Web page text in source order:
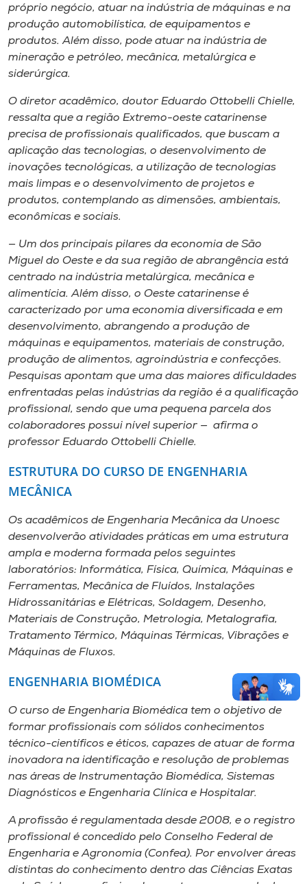
próprio negócio, atuar na indústria de máquinas e na
produção automobilística, de equipamentos e
produtos. Além disso, pode atuar na indústria de
mineração e petróleo, mecânica, metalúrgica e
siderúrgica.
O diretor acadêmico, doutor Eduardo Ottobelli Chielle,
ressalta que a região Extremo-oeste catarinense
precisa de profissionais qualificados, que buscam a
aplicação das tecnologias, o desenvolvimento de
inovações tecnológicas, a utilização de tecnologias
mais limpas e o desenvolvimento de projetos e
produtos, contemplando as dimensões, ambientais,
econômicas e sociais.
— Um dos principais pilares da economia de São
Miguel do Oeste e da sua região de abrangência está
centrado na indústria metalúrgica, mecânica e
alimentícia. Além disso, o Oeste catarinense é
caracterizado por uma economia diversificada e em
desenvolvimento, abrangendo a produção de
máquinas e equipamentos, materiais de construção,
produção de alimentos, agroindústria e confecções.
Pesquisas apontam que uma das maiores dificuldades
enfrentadas pelas indústrias da região é a qualificação
profissional, sendo que uma pequena parcela dos
colaboradores possui nível superior — afirma o
professor Eduardo Ottobelli Chielle.
ESTRUTURA DO CURSO DE ENGENHARIA
MECÂNICA
Os acadêmicos de Engenharia Mecânica da Unoesc
desenvolverão atividades práticas em uma estrutura
ampla e moderna formada pelos seguintes
laboratórios: Informática, Física, Química, Máquinas e
Ferramentas, Mecânica de Fluídos, Instalações
Hidrossanitárias e Elétricas, Soldagem, Desenho,
Materiais de Construção, Metrologia, Metalografia,
Tratamento Térmico, Máquinas Térmicas, Vibrações e
Máquinas de Fluxos.
ENGENHARIA BIOMÉDICA
O curso de Engenharia Biomédica tem o objetivo de
formar profissionais com sólidos conhecimentos
técnico-científicos e éticos, capazes de atuar de forma
inovadora na identificação e resolução de problemas
nas áreas de Instrumentação Biomédica, Sistemas
Diagnósticos e Engenharia Clínica e Hospitalar.
A profissão é regulamentada desde 2008, e o registro
profissional é concedido pelo Conselho Federal de
Engenharia e Agronomia (Confea). Por envolver áreas
distintas do conhecimento dentro das Ciências Exatas